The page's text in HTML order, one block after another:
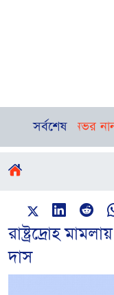
সর্বশেষ
দিনভর নানা
রাষ্ট্রদ্রোহ
দাস